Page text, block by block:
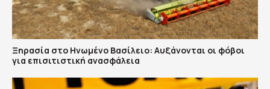
Ξηρασία στο Ηνωμένο Βασίλειο: Αυξάνονται οι φόβοι
για επισιτιστική ανασφάλεια